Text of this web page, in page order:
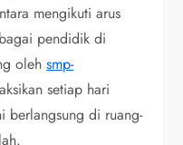
mengikuti arus
pendidik di
olehsmp-
setiap hari
berlangsung di ruang-